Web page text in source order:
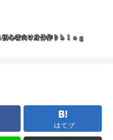
はてブ